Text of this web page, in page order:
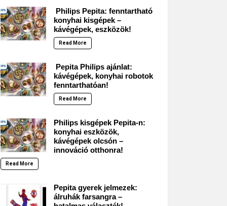
Philips Pepita: fenntartható
konyhai kisgépek –
kávégépek, eszközök!
Read More
Pepita Philips ajánlat:
kávégépek, konyhai robotok
fenntarthatóan!
Read More
Philips kisgépek Pepita-n:
konyhai eszközök,
kávégépek olcsón –
innováció otthonra!
Read More
Pepita gyerek jelmezek:
álruhák farsangra –